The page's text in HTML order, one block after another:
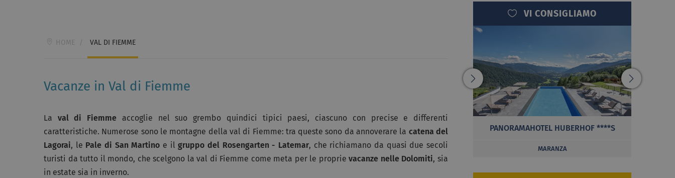
VI CONSIGLIAMO
PANORAMAHOTEL HUBERHOF ****S
MARANZA
HOME / VAL DI FIEMME
Vacanze in Val di Fiemme
La val di Fiemme accoglie nel suo grembo quindici tipici paesi, ciascuno con precise e differenti
caratteristiche. Numerose sono le montagne della val di Fiemme: tra queste sono da annoverare la catena del
Lagorai, le Pale di San Martino e ilgruppo del Rosengarten - Latemar, che richiamano da quasi due secoli
turisti da tutto il mondo, che scelgono la val di Fiemme come meta per le proprievacanze nelle Dolomiti, sia
in estate sia in inverno.